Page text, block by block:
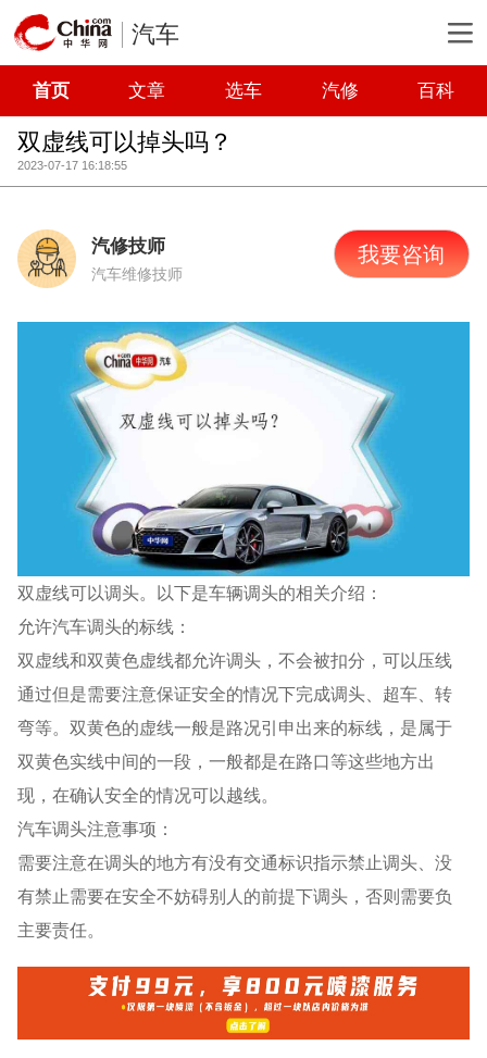
汽车
首页 文章 选车 汽修 百科
双虚线可以掉头吗？
2023-07-17 16:18:55
汽修技师
汽车维修技师
我要咨询
双虚线可以调头。以下是车辆调头的相关介绍：
允许汽车调头的标线：
双虚线和双黄色虚线都允许调头，不会被扣分，可以压线
通过但是需要注意保证安全的情况下完成调头、超车、转
弯等。双黄色的虚线一般是路况引申出来的标线，是属于
双黄色实线中间的一段，一般都是在路口等这些地方出
现，在确认安全的情况可以越线。
汽车调头注意事项：
需要注意在调头的地方有没有交通标识指示禁止调头、没
有禁止需要在安全不妨碍别人的前提下调头，否则需要负
主要责任。